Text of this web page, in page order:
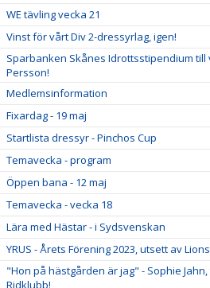
WE tävling vecka 21
Vinst för vårt Div 2-dressyrlag, igen!
Sparbanken Skånes Idrottsstipendium till
Persson!
Medlemsinformation
Fixardag - 19 maj
Startlista dressyr - Pinchos Cup
Temavecka - program
Öppen bana - 12 maj
Temavecka - vecka 18
Lära med Hästar - i Sydsvenskan
YRUS - Årets Förening 2023, utsett av
"Hon på hästgården är jag" - Sophie Jahn,
Ridklubb!